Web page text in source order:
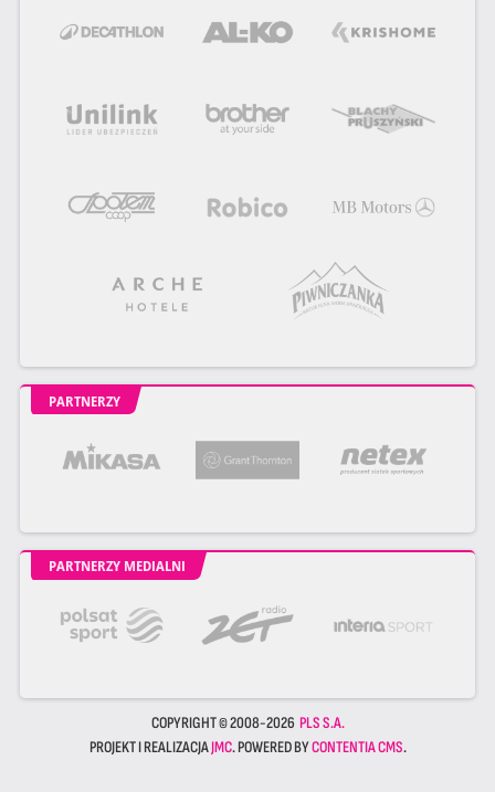
PARTNERZY
PARTNERZY MEDIALNI
COPYRIGHT © 2008-2026 PLS S.A.
PROJEKT I REALIZACJAJMC. POWERED BYCONTENTIA CMS.